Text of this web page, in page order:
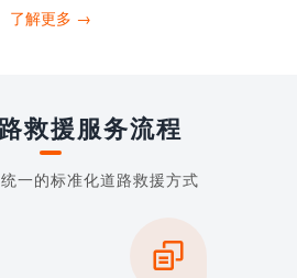
了解更多 →
救援服务流程
一的标准化道路救援方式
